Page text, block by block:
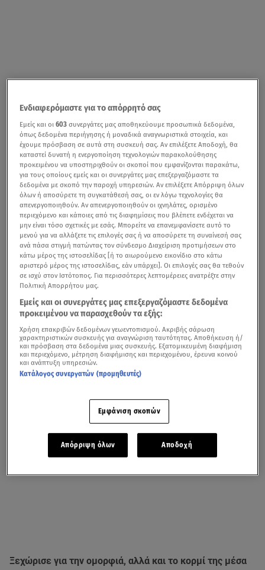
Ξεχώρισε για την ομορφιά, αλλά και το κορμί της μέσα
Ενδιαφερόμαστε για το απόρρητό σας
Εμείς και οι603 συνεργάτες μας αποθηκεύουμε προσωπικά δεδομένα,
όπως δεδομένα περιήγησης ή μοναδικά αναγνωριστικά στοιχεία, και
έχουμε πρόσβαση σε αυτά στη συσκευή σας. Αν επιλέξετε Αποδοχή, θα
καταστεί δυνατή η ενεργοποίηση τεχνολογιών παρακολούθησης
προκειμένου να υποστηριχθούν οι σκοποί που εμφανίζονται παρακάτω,
για τους οποίους εμείς και οι συνεργάτες μας επεξεργαζόμαστε τα
δεδομένα με σκοπό την παροχή υπηρεσιών. Αν επιλέξετε Απόρριψη όλων
όλων ή αποσύρετε τη συγκατάθεσή σας, οι εν λόγω τεχνολογίες θα
απενεργοποιηθούν. Αν απενεργοποιηθούν οι ιχνηλάτες, ορισμένο
περιεχόμενο και κάποιες από τις διαφημίσεις που βλέπετε ενδέχεται να
μην είναι τόσο σχετικές με εσάς. Μπορείτε να επανεμφανίσετε αυτό το
μενού για να αλλάξετε τις επιλογές σας ή να αποσύρετε τη συναίνεσή σας
ανά πάσα στιγμή πατώντας τον σύνδεσμο Διαχείριση προτιμήσεων στο
κάτω μέρος της ιστοσελίδας [ή το αιωρούμενο εικονίδιο στο κάτω
αριστερό μέρος της ιστοσελίδας, εάν υπάρχει]. Οι επιλογές σας θα τεθούν
σε ισχύ στον Ιστότοπος. Για περισσότερες λεπτομέρειες ανατρέξτε στην
Πολιτική Απορρήτου μας.
Εμείς και οι συνεργάτες μας επεξεργαζόμαστε δεδομένα
προκειμένου να παρασχεθούν τα εξής:
Χρήση επακριβών δεδομένων γεωεντοπισμού. Ακριβής σάρωση
χαρακτηριστικών συσκευής για αναγνώριση ταυτότητας. Αποθήκευση ή/
και πρόσβαση στα δεδομένα μιας συσκευής. Εξατομικευμένη διαφήμιση
και περιεχόμενο, μέτρηση διαφήμισης και περιεχομένου, έρευνα κοινού
και ανάπτυξη υπηρεσιών.
Κατάλογος συνεργατών (προμηθευτές)
Εμφάνιση σκοπών
Απόρριψη όλων Αποδοχή